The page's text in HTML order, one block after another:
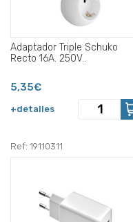
Adaptador Triple Schuko
Recto 16A. 250V..
5,35€
+detalles
Ref: 19110311